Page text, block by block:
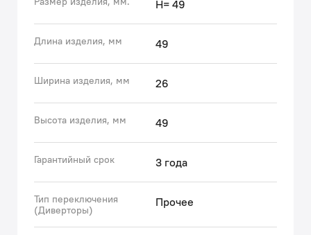
• Гарантия на аксессуары к смесителям IDDIS® – 3
года.
(с) Авторский текст, октябрь, 2022
H= 49
Длина изделия, мм 49
Ширина изделия, мм 26
Высота изделия, мм 49
Гарантийный срок 3 года
Тип переключения
(Диверторы)
Прочее